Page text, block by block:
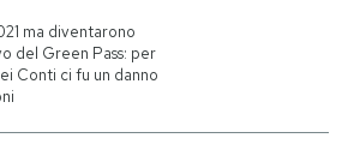
ma diventarono
del Green Pass: per
Conti ci fu un danno